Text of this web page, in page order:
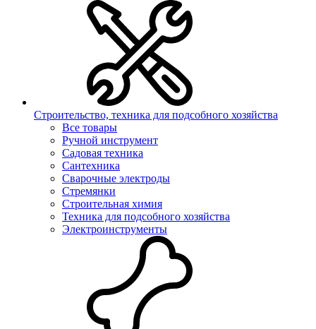
Строительство, техника для подсобного хозяйства
Все товары
Ручной инструмент
Садовая техника
Сантехника
Сварочные электроды
Стремянки
Строительная химия
Техника для подсобного хозяйства
Электроинструменты